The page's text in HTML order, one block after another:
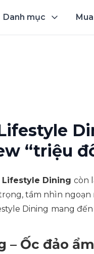
Danh mục
“triệu
Lifestyle Dining còn
tầm nhìn
Dining mang
– Ốc đảo